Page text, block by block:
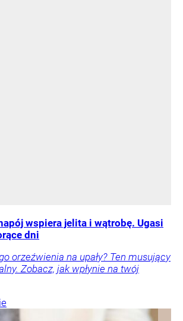
wspiera jelita i wątrobę. Ugasi
dni
orzeźwienia na upały? Ten musujący
Zobacz, jak wpłynie na twój